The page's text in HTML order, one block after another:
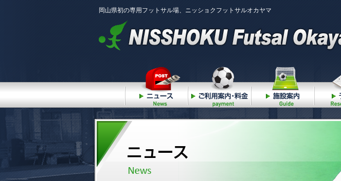
岡山県初の専用フットサル場、ニッショクフットサルオカヤマ
ニュース ご利用案内・料金 施設案内